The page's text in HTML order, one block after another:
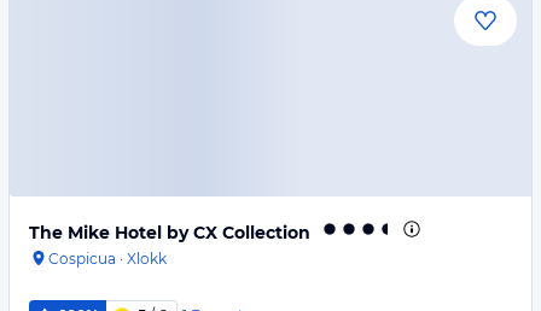
The Mike Hotel by CX Collection
Cospicua · Xlokk